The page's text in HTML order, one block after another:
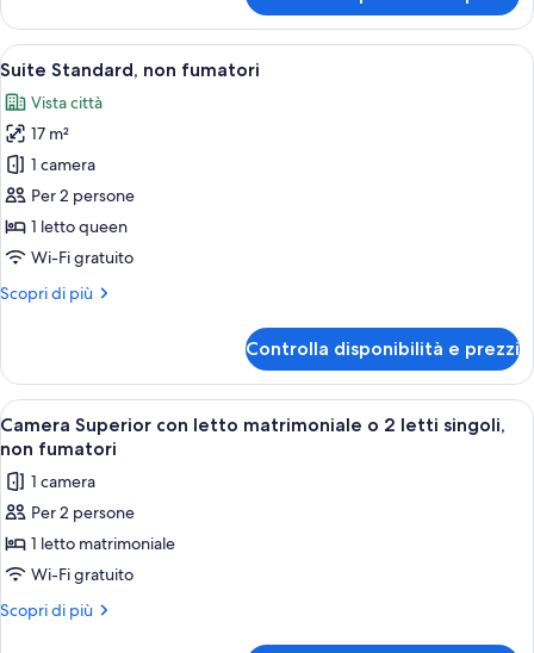
Junior,
non
fumatori
Apri
tutte
le
foto
per
Suite
Standard,
non
fumatori
Una camera d'albergo con un letto
7
Suite Standard, non fumatori
Vista città
17 m²
1 camera
Per 2 persone
1 letto queen
Wi-Fi gratuito
Scopri di più
Altri
Standard,
non
fumatori
Controlla disponibilità e prezzi
Apri
tutte
le
foto
per
Camera
Superior
con
Una camera d'albergo con un letto,
2
Camera Superior con letto matrimoniale o 2 letti singoli,
non fumatori
1 camera
Per 2 persone
1 letto matrimoniale
Wi-Fi gratuito
Scopri di più
Altri